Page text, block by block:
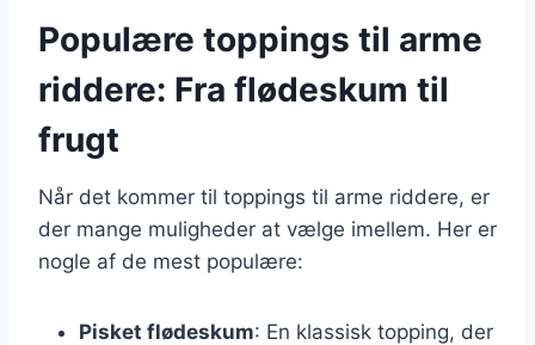
Populære toppings til arme
riddere: Fra flødeskum til
frugt
Når det kommer til toppings til arme riddere, er
der mange muligheder at vælge imellem. Her er
nogle af de mest populære:
Pisket flødeskum: En klassisk topping, der